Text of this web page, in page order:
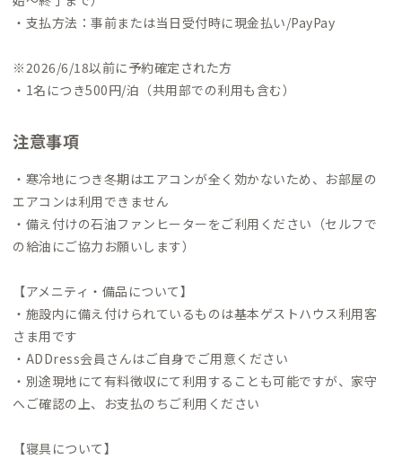
きます。大町は北アルプスの麓にあり、立山黒部アルペンルート
雪の北アルプス、夏は北アルプスの登山や湖のアクティビテ
ィ、秋は三段紅葉や雲海、冬はスキーやスノーボード（白馬へ3
ランニングにおすすめです。市内には存在感のある神社仏閣も点
在し、市街地にはかつての千国街道（塩の道）を思わせる古き
良き建物も残っています。温泉もあります。公共交通でも行ける
大町温泉郷や木崎湖、車がある場合は源泉である葛温泉にぜひ
足を運んでみてください！水道をひねると蛇口から北アルプス
のおいしい水が飲めるのは、北アルプスの麓ならでは。訪れた
町に来ていただける日を楽しみにしています！
・支払方法：事前または当日受付時に現金払い/PayPay
※2026/6/18以前に予約確定された方
・1名につき500円/泊（共用部での利用も含む）
注意事項
・寒冷地につき冬期はエアコンが全く効かないため、お部屋の
エアコンは利用できません
・備え付けの石油ファンヒーターをご利用ください（セルフで
の給油にご協力お願いします）
【アメニティ・備品について】
・施設内に備え付けられているものは基本ゲストハウス利用客
さま用です
・ADDress会員さんはご自身でご用意ください
・別途現地にて有料徴収にて利用することも可能ですが、家守
へご確認の上、お支払のちご利用ください
【寝具について】